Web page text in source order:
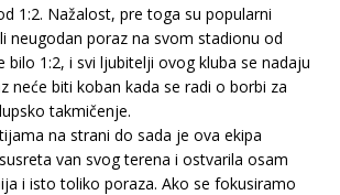
1:2. Nažalost, pre toga su popularni
neugodan poraz na svom stadionu od
bilo 1:2, i svi ljubitelji ovog kluba se nadaju
neće biti koban kada se radi o borbi za
takmičenje.
na strani do sada je ova ekipa
van svog terena i ostvarila osam
i isto toliko poraza. Ako se fokusiramo